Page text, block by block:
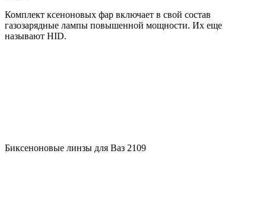
Комплект ксеноновых фар включает в свой состав
газозарядные лампы повышенной мощности. Их еще
называют HID.
Биксеноновые линзы для Ваз 2109